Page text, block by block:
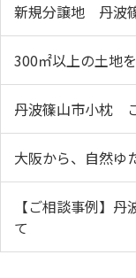
新規分譲地 丹波
300㎡以上の土地
丹波篠山市小枕
大阪から、自然ゆ
【ご相談事例】
て